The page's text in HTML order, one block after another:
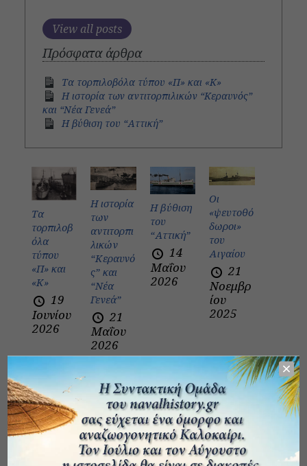
View all posts
Πρόσφατα άρθρα
Τα τορπιλοβόλα τύπου «Π» και «Κ»
Η ιστορία των αντιτορπιλικών “Κεραυνός”
και “Νέα Γενεά”
H βύθιση του “Αττική”
Τα
τορπιλοβ
όλα
τύπου
«Π» και
«Κ»
19
Ιουνίου
2026
Η ιστορία
των
αντιτορπι
λικών
“Κεραυνό
ς” και
“Νέα
Γενεά”
21
Μαΐου
2026
H βύθιση
του
“Αττική”
14
Μαΐου
2026
Οι
«ψευτοθό
δωροι»
του
Αιγαίου
21
Νοεμβρ
ίου
2025